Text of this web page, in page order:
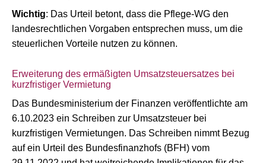
Wichtig: Das Urteil betont, dass die Pflege-WG den
landesrechtlichen Vorgaben entsprechen muss, um die
steuerlichen Vorteile nutzen zu können.
Erweiterung des ermäßigten Umsatzsteuersatzes bei
kurzfristiger Vermietung
Das Bundesministerium der Finanzen veröffentlichte am
6.10.2023 ein Schreiben zur Umsatzsteuer bei
kurzfristigen Vermietungen. Das Schreiben nimmt Bezug
auf ein Urteil des Bundesfinanzhofs (BFH) vom